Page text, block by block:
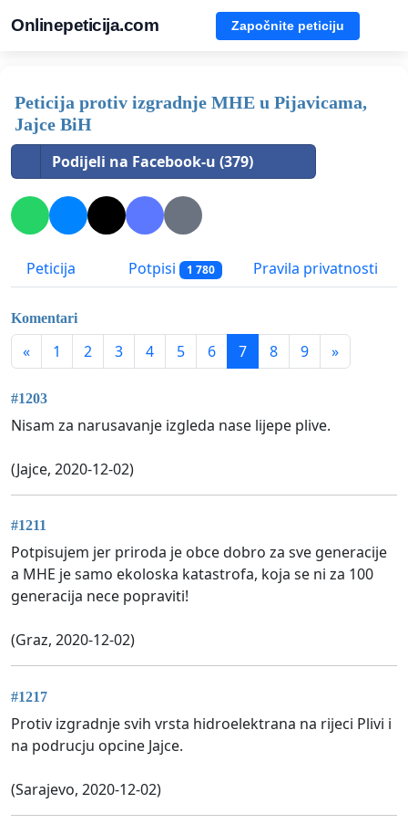
Onlinepeticija.com Započnite peticiju
Peticija protiv izgradnje MHE u Pijavicama,
Jajce BiH
Podijeli na Facebook-u (379)
Peticija Potpisi 1 780 Pravila privatnosti
Komentari
« 1 2 3 4 5 6 7 8 9 »
#1203
Nisam za narusavanje izgleda nase lijepe plive.
(Jajce, 2020-12-02)
#1211
Potpisujem jer priroda je obce dobro za sve generacije
a MHE je samo ekoloska katastrofa, koja se ni za 100
generacija nece popraviti!
(Graz, 2020-12-02)
#1217
Protiv izgradnje svih vrsta hidroelektrana na rijeci Plivi i
na podrucju opcine Jajce.
(Sarajevo, 2020-12-02)